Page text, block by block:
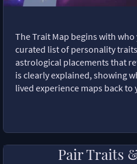
The Trait Map begins with
curated list of personality
astrological placements that
is clearly explained, showing
lived experience maps back to
Pair Traits